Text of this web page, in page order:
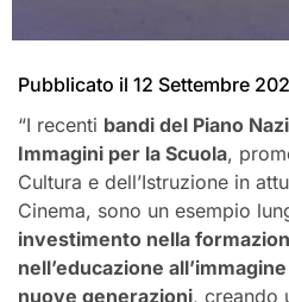
Pubblicato il 12 Settembre
“I recenti bandi del Piano
Immagini per la Scuola,
Cultura e dell’Istruzione in
Cinema, sono un esempio
investimento nella
nell’educazione
nuove generazioni, creando